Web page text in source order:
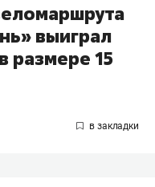
выиграл
размере 15